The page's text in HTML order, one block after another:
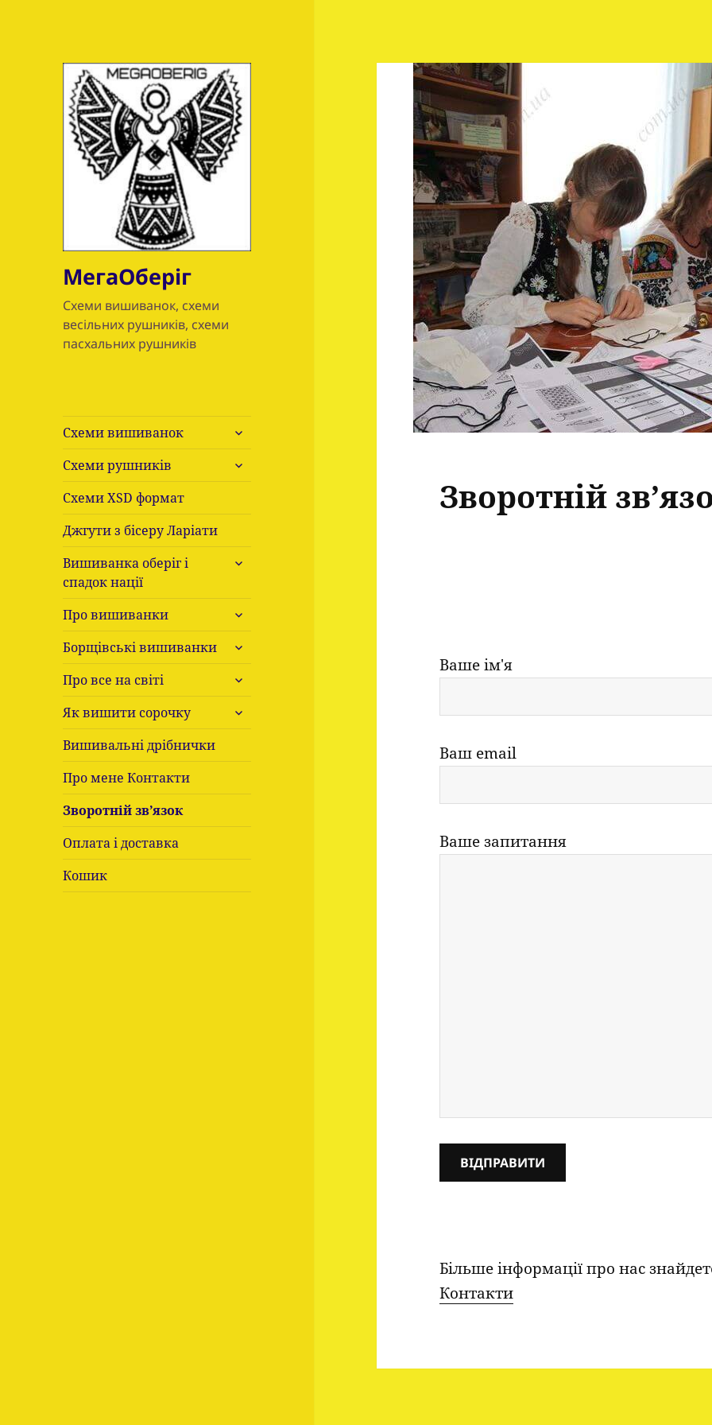
МегаОберіг
Схеми вишиванок, схеми
весільних рушників, схеми
пасхальних рушників
Схеми вишиванок
розгорнути
Схеми рушників
розгорнути
Схеми ХSD формат
Джгути з бісеру Ларіати
Вишиванка оберіг і
спадок нації
розгорнути
Про вишиванки
розгорнути
Борщівські вишиванки
розгорнути
Про все на світі
розгорнути
Як вишити сорочку
розгорнути
Вишивальні дрібнички
Про мене Контакти
Зворотній зв’язок
Оплата і доставка
Кошик
Зворотній
Ваше ім'я
Ваш email
Ваше запитання
Більше інформації про нас
Контакти